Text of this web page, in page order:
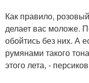
Как правило,
делает вас моложе.
обойтись без них. А
румянами такого
этого лета, -